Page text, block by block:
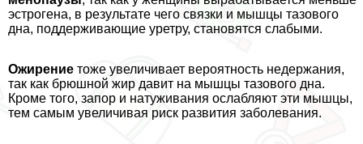
эстрогена, в результате чего связки и мышцы тазового
дна, поддерживающие уретру, становятся слабыми.
Ожирение тоже увеличивает вероятность недержания,
так как брюшной жир давит на мышцы тазового дна.
Кроме того, запор и натуживания ослабляют эти мышцы,
тем самым увеличивая риск развития заболевания.